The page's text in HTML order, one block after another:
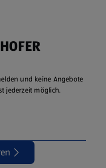
und keine Angebote
jederzeit möglich.